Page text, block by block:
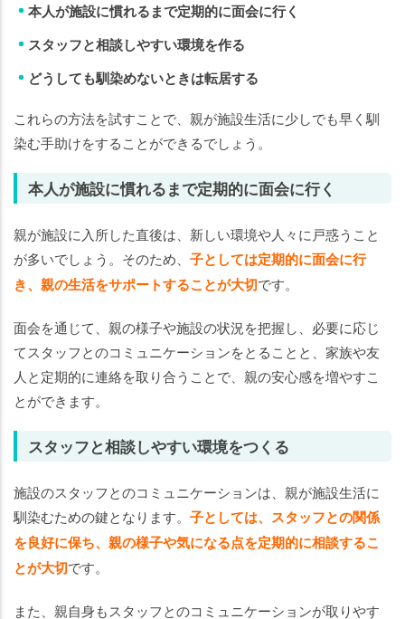
本人が施設に慣れるまで定期的に面会に行く
スタッフと相談しやすい環境を作る
どうしても馴染めないときは転居する
これらの方法を試すことで、親が施設生活に少しでも早く馴
染む手助けをすることができるでしょう。
本人が施設に慣れるまで定期的に面会に行く
親が施設に入所した直後は、新しい環境や人々に戸惑うこと
が多いでしょう。そのため、 子としては定期的に面会に行
き、親の生活をサポートすることが大切です。
面会を通じて、親の様子や施設の状況を把握し、必要に応じ
てスタッフとのコミュニケーションをとることと、家族や友
人と定期的に連絡を取り合うことで、親の安心感を増やすこ
とができます。
スタッフと相談しやすい環境をつくる
施設のスタッフとのコミュニケーションは、親が施設生活に
馴染むための鍵となります。 子としては、スタッフとの関係
を良好に保ち、親の様子や気になる点を定期的に相談するこ
とが大切です。
また、親自身もスタッフとのコミュニケーションが取りやす